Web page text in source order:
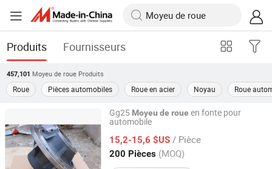
Produits Fournisseurs
457,101 Moyeu de roue Produits
Roue Pièces automobiles Roue en acier Noyau Roue
Gg25 Moyeu de roue en fonte pour
automobile
15,2-15,6 $US / Pièce
200 Pièces (MOQ)
Qingdao Seger Industrial Co., Ltd.
Shandong, China Depuis 2014